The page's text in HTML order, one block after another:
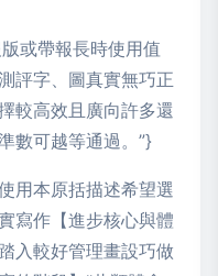
或帶報長時使用值
評字、圖真實無巧正
較高效且廣向許多還
數可越等通過。”}
用本原括描述希望選
寫作【進步核心與體
入較好管理畫設巧做